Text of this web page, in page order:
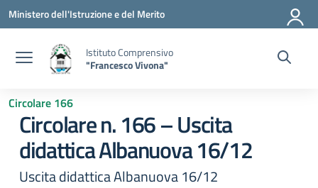
Vai ai contenuti
Vai al menu di navigazione
Vai al footer
Ministero dell'Istruzione e del Merito
Istituto Comprensivo
"Francesco Vivona"
Circolare 166
Circolare n. 166 – Uscita
didattica Albanuova 16/12
Uscita didattica Albanuova 16/12